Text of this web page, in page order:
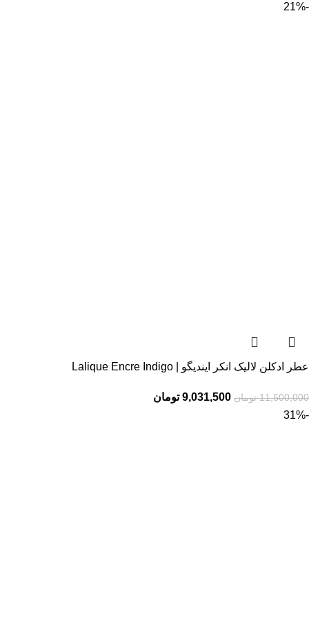
-21%
عطر ادکلن لالیک انکر ایندیگو | Lalique Encre Indigo
11,500,000 تومان 9,031,500 تومان
-31%